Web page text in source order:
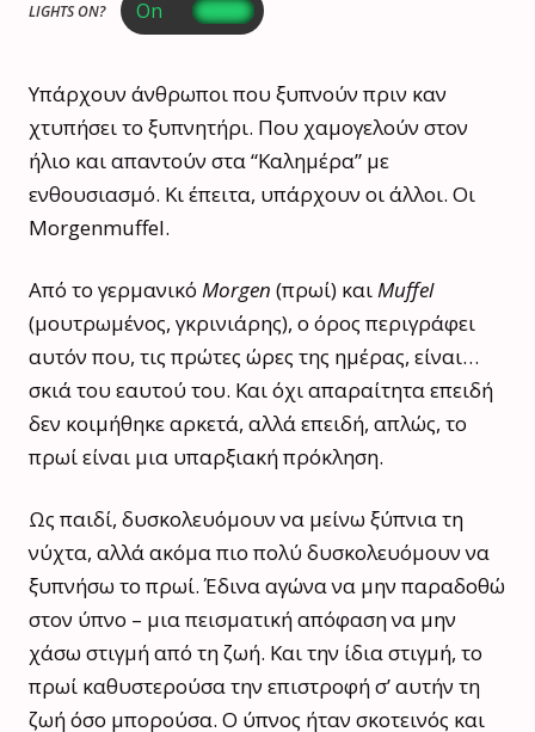
LIGHTS ON?
Υπάρχουν άνθρωποι που ξυπνούν πριν καν
χτυπήσει το ξυπνητήρι. Που χαμογελούν στον
ήλιο και απαντούν στα “Καλημέρα” με
ενθουσιασμό. Κι έπειτα, υπάρχουν οι άλλοι. Οι
Morgenmuffel.
Από το γερμανικό Morgen (πρωί) καιMuffel
(μουτρωμένος, γκρινιάρης), ο όρος περιγράφει
αυτόν που, τις πρώτες ώρες της ημέρας, είναι…
σκιά του εαυτού του. Και όχι απαραίτητα επειδή
δεν κοιμήθηκε αρκετά, αλλά επειδή, απλώς, το
πρωί είναι μια υπαρξιακή πρόκληση.
Ως παιδί, δυσκολευόμουν να μείνω ξύπνια τη
νύχτα, αλλά ακόμα πιο πολύ δυσκολευόμουν να
ξυπνήσω το πρωί. Έδινα αγώνα να μην παραδοθώ
στον ύπνο – μια πεισματική απόφαση να μην
χάσω στιγμή από τη ζωή. Και την ίδια στιγμή, το
πρωί καθυστερούσα την επιστροφή σ’ αυτήν τη
ζωή όσο μπορούσα. Ο ύπνος ήταν σκοτεινός και